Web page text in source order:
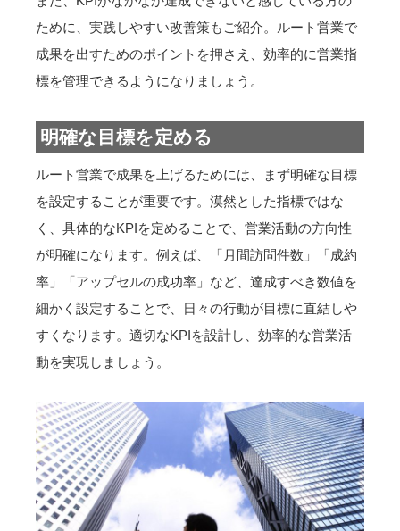
ために、実践しやすい改善策もご紹介。ルート営業で
成果を出すためのポイントを押さえ、効率的に営業指
標を管理できるようになりましょう。
明確な目標を定める
ルート営業で成果を上げるためには、まず明確な目標
を設定することが重要です。漠然とした指標ではな
く、具体的なKPIを定めることで、営業活動の方向性
が明確になります。例えば、「月間訪問件数」「成約
率」「アップセルの成功率」など、達成すべき数値を
細かく設定することで、日々の行動が目標に直結しや
すくなります。適切なKPIを設計し、効率的な営業活
動を実現しましょう。